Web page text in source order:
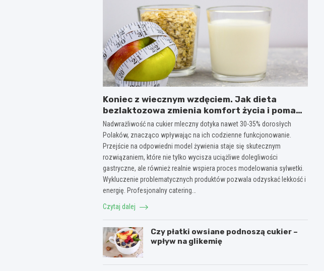
Koniec z wiecznym wzdęciem. Jak dieta
bezlaktozowa zmienia komfort życia i pomaga
w redukcji wagi?
Nadwrażliwość na cukier mleczny dotyka nawet 30-35% dorosłych
Polaków, znacząco wpływając na ich codzienne funkcjonowanie.
Przejście na odpowiedni model żywienia staje się skutecznym
rozwiązaniem, które nie tylko wycisza uciążliwe dolegliwości
gastryczne, ale również realnie wspiera proces modelowania sylwetki.
Wykluczenie problematycznych produktów pozwala odzyskać lekkość i
energię. Profesjonalny catering…
Czytaj dalej
Czy płatki owsiane podnoszą cukier –
wpływ na glikemię